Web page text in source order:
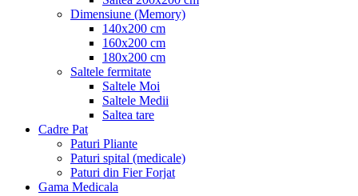
Dimensiune (Memory)
140x200 cm
160x200 cm
180x200 cm
Saltele fermitate
Saltele Moi
Saltele Medii
Saltea tare
Cadre Pat
Paturi Pliante
Paturi spital (medicale)
Paturi din Fier Forjat
Gama Medicala